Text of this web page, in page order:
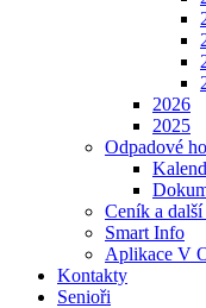
2026
2025
Odpadové
Ceník a
Smart Info
Aplikace V
Kontakty
Senioři